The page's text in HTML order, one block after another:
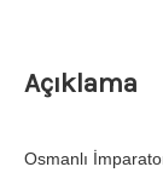
Açıklama
Osmanlı